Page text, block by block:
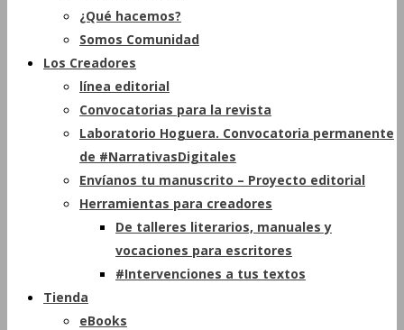
¿Qué hacemos?
Somos Comunidad
Los Creadores
línea editorial
Convocatorias para la revista
Laboratorio Hoguera. Convocatoria permanente
de #NarrativasDigitales
Envíanos tu manuscrito – Proyecto editorial
Herramientas para creadores
De talleres literarios, manuales y
vocaciones para escritores
#Intervenciones a tus textos
Tienda
eBooks